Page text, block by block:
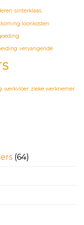
sinterklaas
loonkosten
vervangende
werkvloer zieke werknemer
(64)